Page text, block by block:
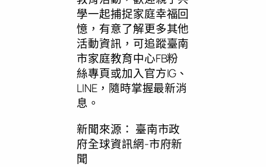
學一起捕捉家庭幸福回
憶，有意了解更多其他
活動資訊，可追蹤臺南
市家庭教育中心FB粉
絲專頁或加入官方IG、
LINE，隨時掌握最新消
息。
新聞來源： 臺南市政
府全球資訊網-市府新
聞